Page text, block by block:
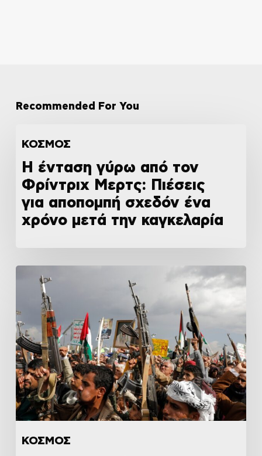
Recommended For You
ΚΟΣΜΟΣ
Η ένταση γύρω από τον
Φρίντριχ Μερτς: Πιέσεις
για αποπομπή σχεδόν ένα
χρόνο μετά την καγκελαρία
ΚΟΣΜΟΣ